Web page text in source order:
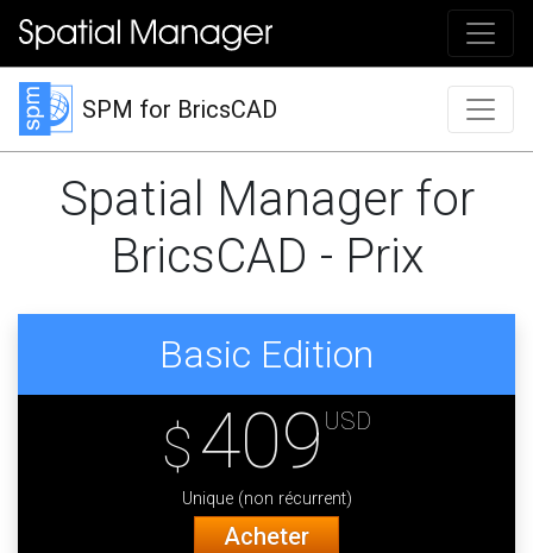
SPM for BricsCAD
Spatial Manager for
BricsCAD - Prix
Basic Edition
$409 USD
Unique (non récurrent)
Acheter